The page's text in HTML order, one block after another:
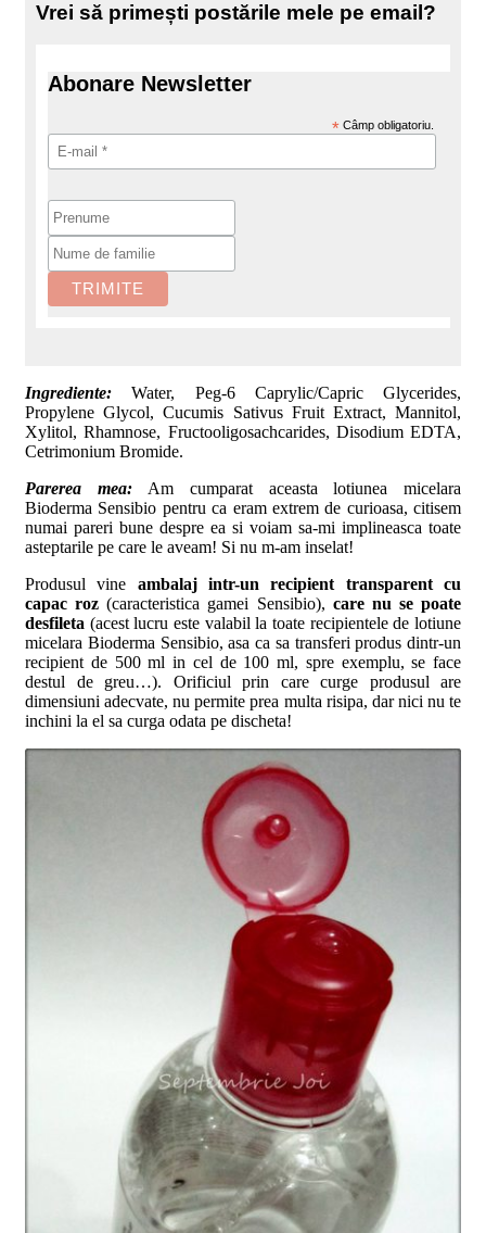
Vrei să primești postările mele pe email?
Abonare Newsletter
* Câmp obligatoriu.
Ingrediente: Water, Peg-6 Caprylic/Capric Glycerides,
Propylene Glycol, Cucumis Sativus Fruit Extract, Mannitol,
Xylitol, Rhamnose, Fructooligosachcarides, Disodium EDTA,
Cetrimonium Bromide.
Parerea mea:Am cumparat aceasta lotiunea micelara
Bioderma Sensibio pentru ca eram extrem de curioasa, citisem
numai pareri bune despre ea si voiam sa-mi implineasca toate
asteptarile pe care le aveam! Si nu m-am inselat!
Produsul vine ambalaj intr-un recipient transparent cu
capac roz (caracteristica gamei Sensibio), care nu se poate
desfileta (acest lucru este valabil la toate recipientele de lotiune
micelara Bioderma Sensibio, asa ca sa transferi produs dintr-un
recipient de 500 ml in cel de 100 ml, spre exemplu, se face
destul de greu…). Orificiul prin care curge produsul are
dimensiuni adecvate, nu permite prea multa risipa, dar nici nu te
inchini la el sa curga odata pe discheta!